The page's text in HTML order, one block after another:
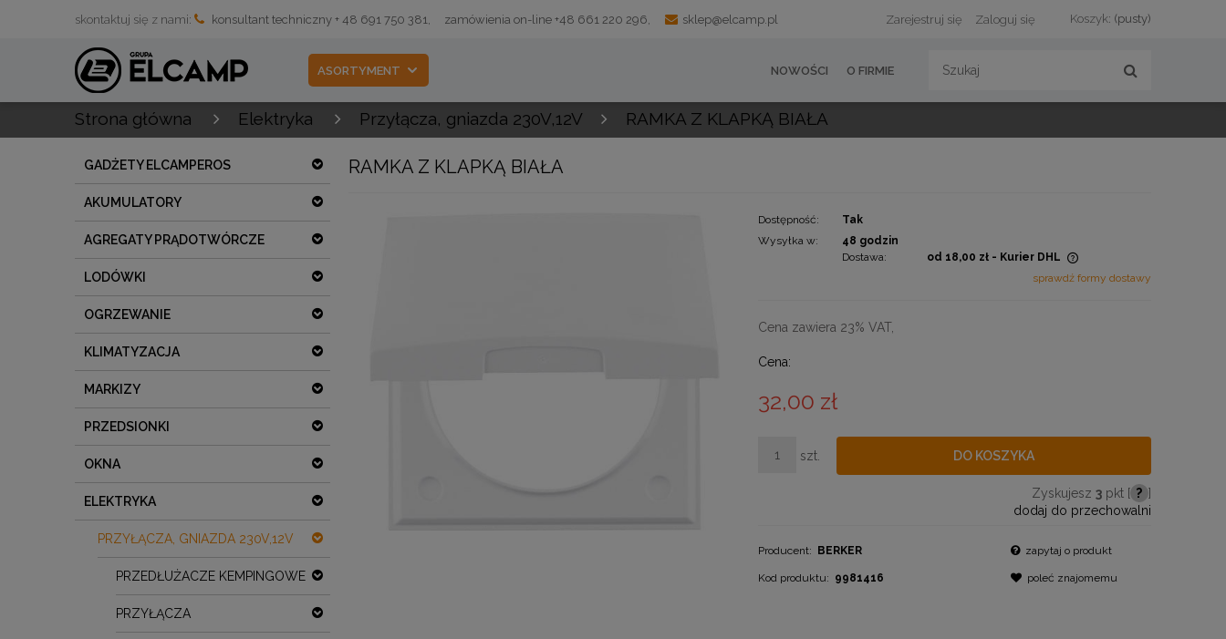
Koszyk: (pusty)
Zarejestruj się Zaloguj się
skontaktuj się z nami: konsultant techniczny + 48 691 750 381, zamówienia on-line +48 661 220 296, sklep@elcamp.pl
NOWOŚCI
ASORTYMENT O FIRMIE
Strona główna Elektryka Przyłącza, gniazda 230V,12V RAMKA Z KLAPKĄ BIAŁA
GADŻETY ELCAMPEROS
AKUMULATORY
AGREGATY PRĄDOTWÓRCZE
LODÓWKI
OGRZEWANIE
KLIMATYZACJA
MARKIZY
PRZEDSIONKI
OKNA
ELEKTRYKA
PRZYŁĄCZA, GNIAZDA 230V,12V
PRZEDŁUŻACZE KEMPINGOWE
PRZYŁĄCZA
RAMKA Z KLAPKĄ BIAŁA
Dostępność:
Tak
Wysyłka w:
48 godzin
Dostawa:
od 18,00 zł - Kurier DHL
sprawdź formy dostawy
Cena zawiera 23% VAT,
Cena:
32,00 zł
szt. DO KOSZYKA
Zyskujesz 3pkt [ ? ]
dodaj do przechowalni
Producent: BERKER
Kod produktu: 9981416
zapytaj o produkt
poleć znajomemu